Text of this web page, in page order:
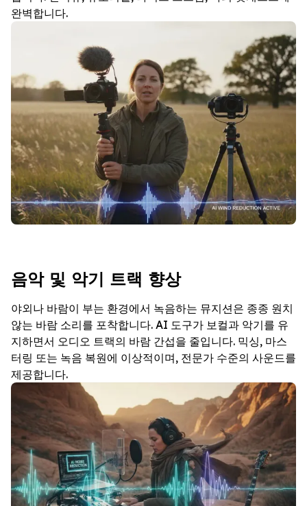
완벽합니다.
음악 및 악기 트랙 향상
야외나 바람이 부는 환경에서 녹음하는 뮤지션은 종종 원치
않는 바람 소리를 포착합니다. AI 도구가 보컬과 악기를 유
지하면서 오디오 트랙의 바람 간섭을 줄입니다. 믹싱, 마스
터링 또는 녹음 복원에 이상적이며, 전문가 수준의 사운드를
제공합니다.